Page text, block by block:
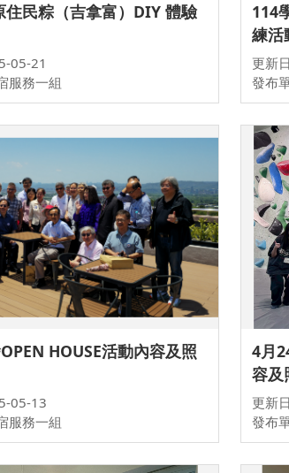
住民粽（吉拿富）DIY 體驗
05-21
服務一組
114
練活
更新
發布
HOUSE活動內容及照
05-13
服務一組
4月
容及
更新
發布